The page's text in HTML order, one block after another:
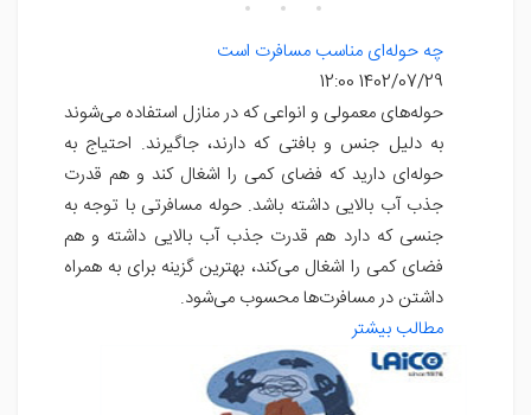
چه حوله‌ای مناسب مسافرت است
1402/07/29 12:00
حوله‌های معمولی و انواعی که در منازل استفاده می‌شوند
به دلیل جنس و بافتی که دارند، جاگیرند. احتیاج به
حوله‌ای دارید که فضای کمی را اشغال کند و هم قدرت
جذب آب بالایی داشته باشد. حوله مسافرتی با توجه به
جنسی که دارد هم قدرت جذب آب بالایی داشته و هم
فضای کمی را اشغال می‌کند، بهترین گزینه برای به همراه
داشتن در مسافرت‌ها محسوب می‌شود.
مطالب بیشتر